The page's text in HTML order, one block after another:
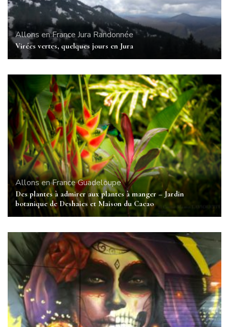
Allons en France Jura Randonnée
Virées vertes, quelques jours en Jura
Allons en FranceGuadeloupe
Des plantes à admirer aux plantes à manger – Jardin
botanique de Deshaies et Maison du Cacao